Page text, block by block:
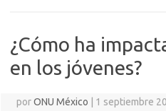
¿Cómo ha
en los jóvenes?
porONU México 1 septiembre